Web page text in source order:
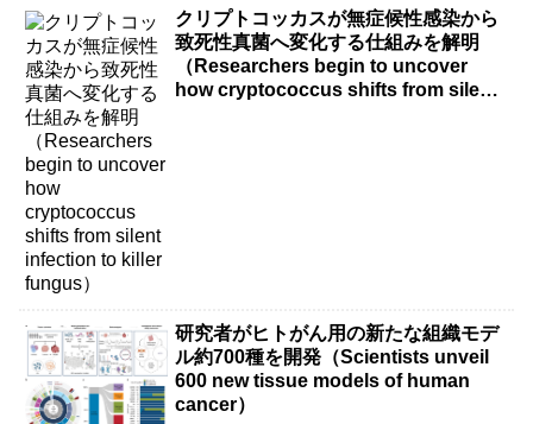
クリプトコッカスが無症候性感染から
致死性真菌へ変化する仕組みを解明
（Researchers begin to uncover
how cryptococcus shifts from silent
研究者がヒトがん用の新たな組織モデ
ル約700種を開発（Scientists unveil
600 new tissue models of human
cancer）